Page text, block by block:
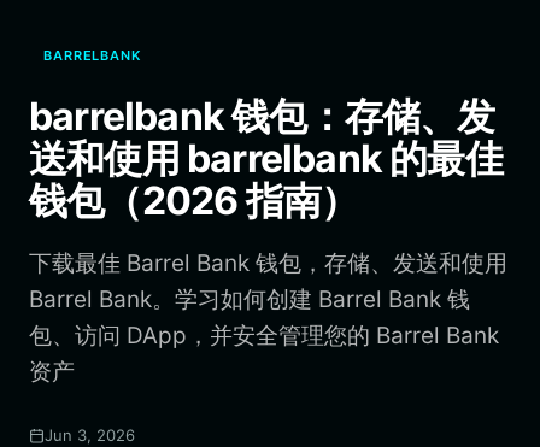
繁體中文
Português (Portugal)
Bahasa Indonesia
ภาษาไทย
हिन्दी
Português (Brasil)
Español (Argentina)
BARRELBANK
barrelbank 钱包：存储、发
送和使用 barrelbank 的最佳
钱包（2026 指南）
下载最佳 Barrel Bank 钱包，存储、发送和使用
Barrel Bank。学习如何创建 Barrel Bank 钱
包、访问 DApp，并安全管理您的 Barrel Bank
资产
Jun 3, 2026